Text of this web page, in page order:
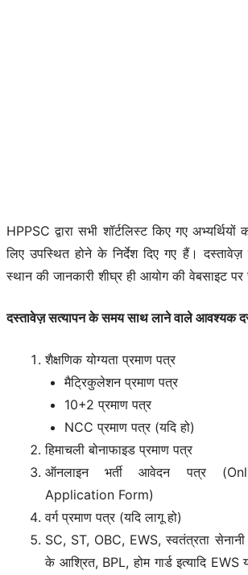
HPPSC द्वारा सभी शॉर्टलिस्ट किए गए
लिए उपस्थित होने के निर्देश दिए गए हैं।
स्थान की जानकारी शीघ्र ही आयोग की वेबसाइट पर
दस्तावेज़ सत्यापन के समय साथ लाने वाले आवश्यक
शैक्षणिक योग्यता प्रमाण पत्र
मैट्रिकुलेशन प्रमाण पत्र
10+2 प्रमाण पत्र
NCC प्रमाण पत्र (यदि हो)
हिमाचली बोनाफाइड प्रमाण पत्र
ऑनलाइन भर्ती आवेदन पत्र
Application Form)
वर्ग प्रमाण पत्र (यदि लागू हो)
SC, ST, OBC, EWS, स्वतंत्रता
के आश्रित, BPL, होम गार्ड इत्यादि